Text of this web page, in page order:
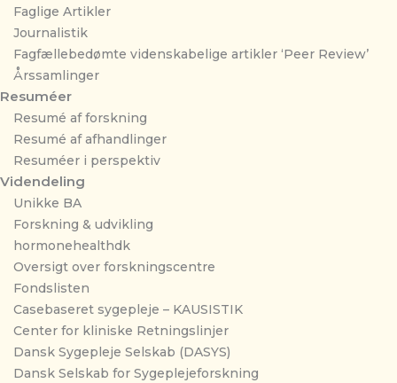
Faglige Artikler
Journalistik
Fagfællebedømte videnskabelige artikler ‘Peer Review’
Årssamlinger
Resuméer
Resumé af forskning
Resumé af afhandlinger
Resuméer i perspektiv
Videndeling
Unikke BA
Forskning & udvikling
hormonehealthdk
Oversigt over forskningscentre
Fondslisten
Casebaseret sygepleje – KAUSISTIK
Center for kliniske Retningslinjer
Dansk Sygepleje Selskab (DASYS)
Dansk Selskab for Sygeplejeforskning